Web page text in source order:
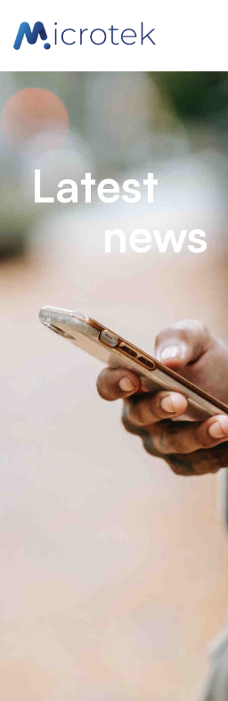
News
Latest
news